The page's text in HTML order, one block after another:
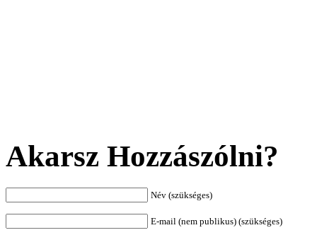
Akarsz Hozzászólni?
Név (szükséges)
E-mail (nem publikus) (szükséges)